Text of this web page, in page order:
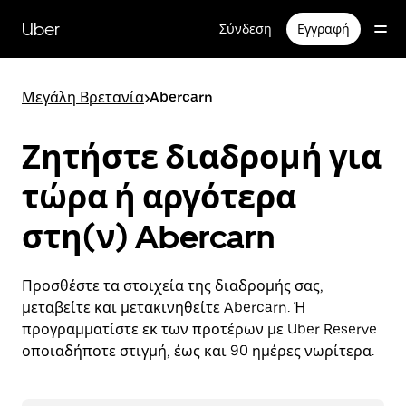
κύριο
περιεχόμενο
Uber Σύνδεση Εγγραφή
Μεγάλη Βρετανία>Abercarn
Ζητήστε διαδρομή για
τώρα ή αργότερα
στη(ν) Abercarn
Προσθέστε τα στοιχεία της διαδρομής σας,
μεταβείτε και μετακινηθείτε Abercarn. Ή
προγραμματίστε εκ των προτέρων με Uber Reserve
οποιαδήποτε στιγμή, έως και 90 ημέρες νωρίτερα.